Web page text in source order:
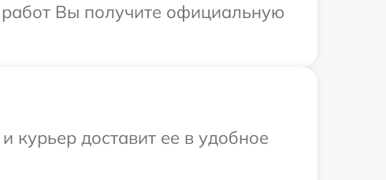
работ Вы получите официальную
курьер доставит ее в удобное